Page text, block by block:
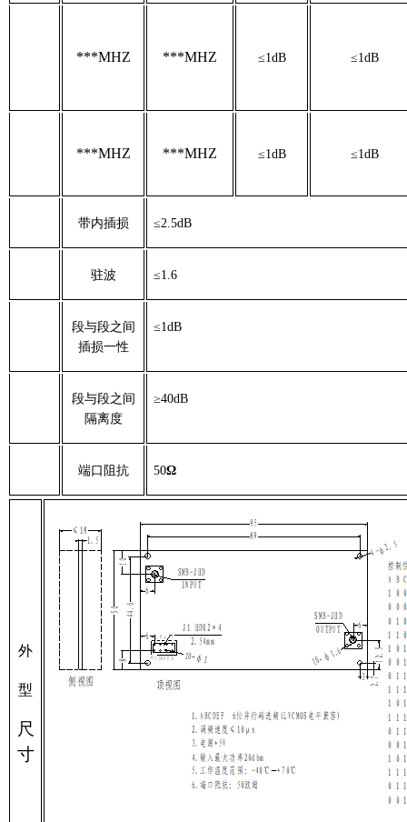
***MHZ ***MHZ ≤1dB ≤1dB
***MHZ ***MHZ ≤1dB ≤1dB
带内插损 ≤2.5dB
驻波 ≤1.6
段与段之间
插损一性
≤1dB
段与段之间
隔离度
≥40dB
端口阻抗 50Ω
外
型
尺
寸